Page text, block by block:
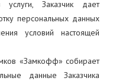
услуги, Заказчик дает
персональных данных
условий настоящей
«Замкофф» собирает
данные Заказчика